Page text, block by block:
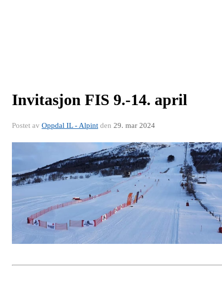
Invitasjon FIS 9.-14. april
Postet av Oppdal IL - Alpint den 29. mar 2024